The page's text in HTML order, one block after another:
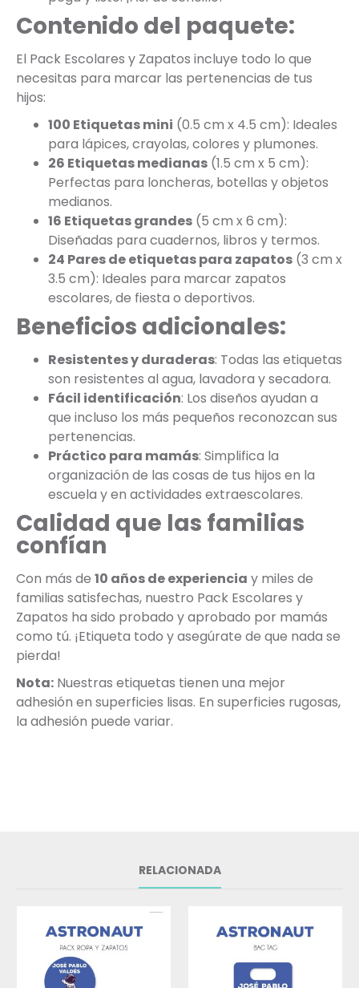
Contenido del paquete:
El Pack Escolares y Zapatos incluye todo lo que
necesitas para marcar las pertenencias de tus
hijos:
100 Etiquetas mini (0.5 cm x 4.5 cm): Ideales
para lápices, crayolas, colores y plumones.
26 Etiquetas medianas (1.5 cm x 5 cm):
Perfectas para loncheras, botellas y objetos
medianos.
16 Etiquetas grandes (5 cm x 6 cm):
Diseñadas para cuadernos, libros y termos.
24 Pares de etiquetas para zapatos (3 cm x
3.5 cm): Ideales para marcar zapatos
escolares, de fiesta o deportivos.
Beneficios adicionales:
Resistentes y duraderas: Todas las etiquetas
son resistentes al agua, lavadora y secadora.
Fácil identificación: Los diseños ayudan a
que incluso los más pequeños reconozcan sus
pertenencias.
Práctico para mamás: Simplifica la
organización de las cosas de tus hijos en la
escuela y en actividades extraescolares.
Calidad que las familias
confían
Con más de 10 años de experiencia y miles de
familias satisfechas, nuestro Pack Escolares y
Zapatos ha sido probado y aprobado por mamás
como tú. ¡Etiqueta todo y asegúrate de que nada se
pierda!
Nota: Nuestras etiquetas tienen una mejor
adhesión en superficies lisas. En superficies rugosas,
la adhesión puede variar.
RELACIONADA